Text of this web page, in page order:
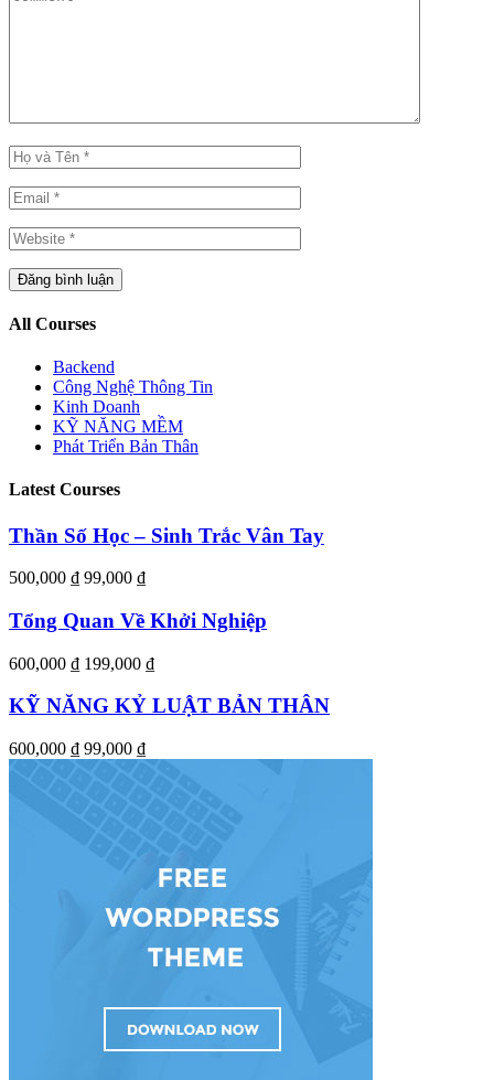
All Courses
Backend
Công Nghệ Thông Tin
Kinh Doanh
KỸ NĂNG MỀM
Phát Triển Bản Thân
Latest Courses
Thần Số Học – Sinh Trắc Vân Tay
500,000 ₫ 99,000 ₫
Tổng Quan Về Khởi Nghiệp
600,000 ₫ 199,000 ₫
KỸ NĂNG KỶ LUẬT BẢN THÂN
600,000 ₫ 99,000 ₫